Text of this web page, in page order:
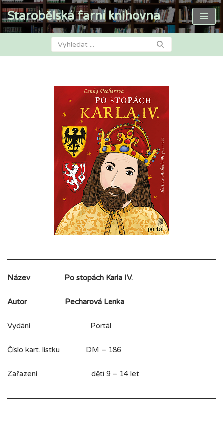
Přeskočit
Starobělská farní knihovna
Název Po stopách Karla IV.
Autor Pecharová Lenka
Vydání Portál
Číslo kart. lístku DM – 186
Zařazení děti 9 – 14 let